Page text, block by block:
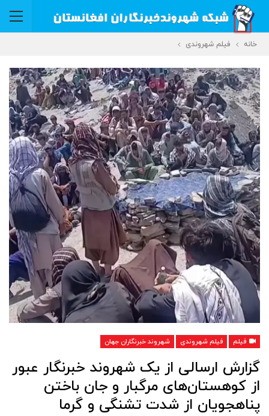
خانه فیلم شهروندی
فیلم فیلم شهروندی شهروند خبرنگاران جهان
گزارش ارسالی از یک شهروند خبرنگار عبور
از کوهستان‌های مرگبار و جان باختن
پناهجویان از شدت تشنگی و گرما